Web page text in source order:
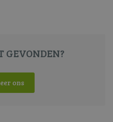
GEVONDEN?
ons